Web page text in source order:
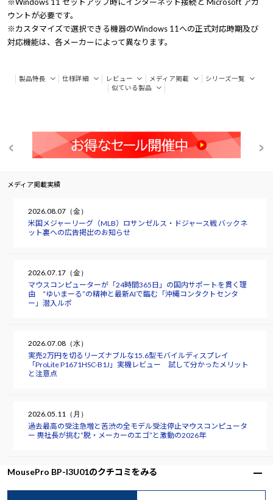
ウントが必要です。
※カスタマイズで選択できる機器のWindows 11への正式対応時期及び
対応機能は、各メーカーによって異なります。
製品特長 仕様詳細 レビュー メディア掲載
シリーズ一覧
似ている製品
メディア掲載実績
2026.08.07（金）
米国メジャーリーグ（MLB）ロサンゼルス・ドジャース戦 バックネ
ット裏への広告掲出のお知らせ
2026.07.17（金）
マウスコンピューターが「24時間365日」の国内サポートを貫く理
由 “ゆいまーる”の精神と最新AIで臨む「沖縄コンタクトセンタ
ー」潜入ルポ
2026.07.08（水）
実売2万円を切るリーズナブルな15.6型モバイルディスプレイ
「ProLite P1671HSC-B1J」実機レビュー 試して分かったメリット
と注意点
2026.05.11（月）
過去最高の受注急増と苦渋の全モデル受注停止――マウスコンピュータ
ー 軣社長が挑む“脱・メーカーのエゴ”と激動の2026年
MousePro BP-I3U01のクチコミをみる